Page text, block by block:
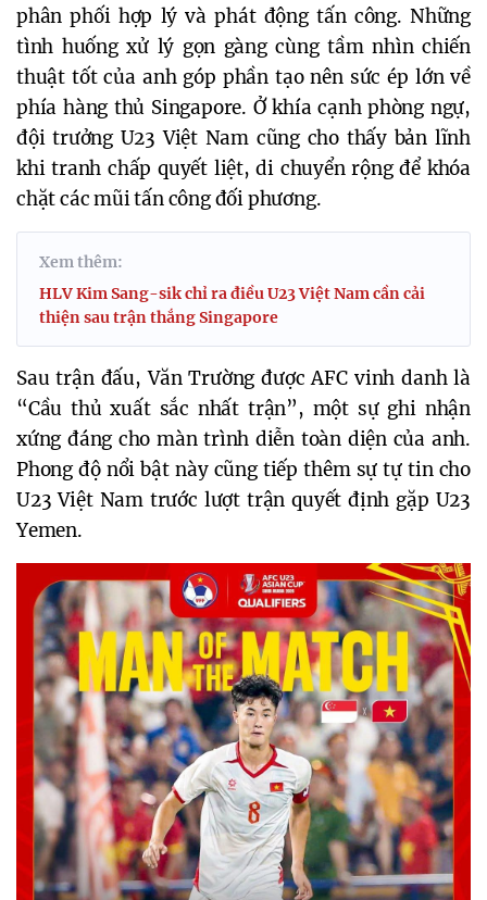
phân phối hợp lý và phát động tấn công. Những
tình huống xử lý gọn gàng cùng tầm nhìn chiến
thuật tốt của anh góp phần tạo nên sức ép lớn về
phía hàng thủ Singapore. Ở khía cạnh phòng ngự,
đội trưởng U23 Việt Nam cũng cho thấy bản lĩnh
khi tranh chấp quyết liệt, di chuyển rộng để khóa
chặt các mũi tấn công đối phương.
Xem thêm:
HLV Kim Sang-sik chỉ ra điều U23 Việt Nam cần cải
thiện sau trận thắng Singapore
Sau trận đấu, Văn Trường được AFC vinh danh là
“Cầu thủ xuất sắc nhất trận”, một sự ghi nhận
xứng đáng cho màn trình diễn toàn diện của anh.
Phong độ nổi bật này cũng tiếp thêm sự tự tin cho
U23 Việt Nam trước lượt trận quyết định gặp U23
Yemen.